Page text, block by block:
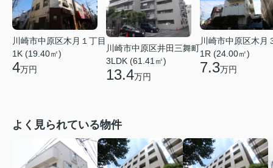
川崎市中原区木月１丁目
1K (19.40㎡)
4万円
川崎市中原区井田三舞町
3LDK (61.41㎡)
13.4万円
川崎市中原区木月
1R (24.00㎡)
7.3万円
よく見られている物件